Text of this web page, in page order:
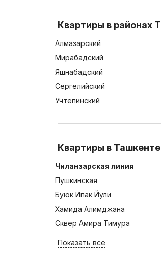
Квартиры в районах
Алмазарский
Мирабадский
Яшнабадский
Сергелийский
Учтепинский
Квартиры в
Чиланзарская линия
Пушкинская
Буюк Ипак Йули
Хамида Алимджана
Сквер Амира Тимура
Показать все